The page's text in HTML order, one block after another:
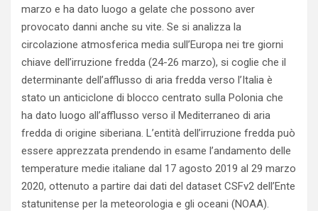
marzo e ha dato luogo a gelate che possono aver
provocato danni anche su vite. Se si analizza la
circolazione atmosferica media sull’Europa nei tre giorni
chiave dell’irruzione fredda (24-26 marzo), si coglie che il
determinante dell’afflusso di aria fredda verso l’Italia è
stato un anticiclone di blocco centrato sulla Polonia che
ha dato luogo all’afflusso verso il Mediterraneo di aria
fredda di origine siberiana. L’entità dell’irruzione fredda può
essere apprezzata prendendo in esame l’andamento delle
temperature medie italiane dal 17 agosto 2019 al 29 marzo
2020, ottenuto a partire dai dati del dataset CSFv2 dell’Ente
statunitense per la meteorologia e gli oceani (NOAA).